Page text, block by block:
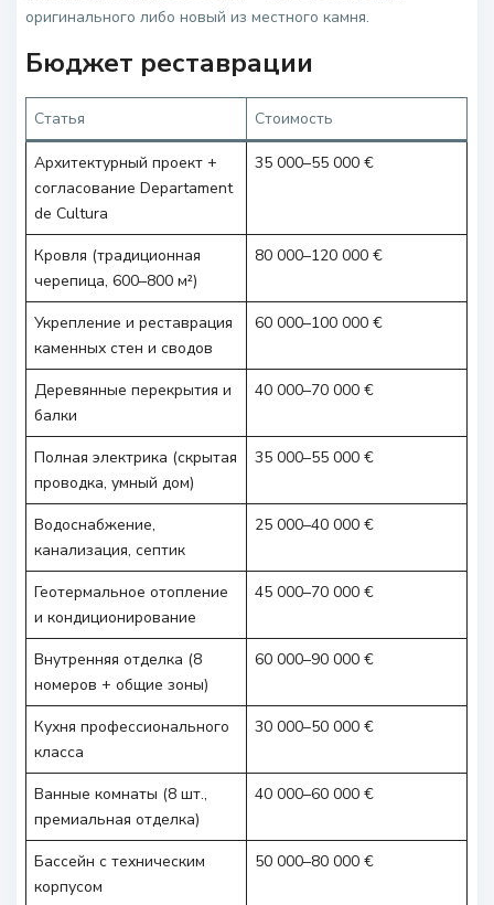
оригинального либо новый из местного камня.
Бюджет реставрации
Статья Стоимость
Архитектурный проект +
согласование Departament
de Cultura
35 000–55 000 €
Кровля (традиционная
черепица, 600–800 м²)
80 000–120 000 €
Укрепление и реставрация
каменных стен и сводов
60 000–100 000 €
Деревянные перекрытия и
балки
40 000–70 000 €
Полная электрика (скрытая
проводка, умный дом)
35 000–55 000 €
Водоснабжение,
канализация, септик
25 000–40 000 €
Геотермальное отопление
и кондиционирование
45 000–70 000 €
Внутренняя отделка (8
номеров + общие зоны)
60 000–90 000 €
Кухня профессионального
класса
30 000–50 000 €
Ванные комнаты (8 шт.,
премиальная отделка)
40 000–60 000 €
Бассейн с техническим
корпусом
50 000–80 000 €